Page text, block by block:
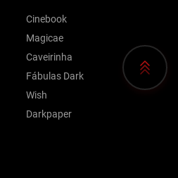
Cinebook
Magicae
Caveirinha
Fábulas Dark
Wish
Darkpaper